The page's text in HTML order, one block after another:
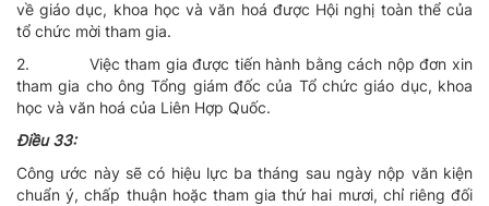
về giáo dục, khoa học và văn hoá được Hội nghị toàn thể của
tổ chức mời tham gia.
2. Việc tham gia được tiến hành bằng cách nộp đơn xin
tham gia cho ông Tổng giám đốc của Tổ chức giáo dục, khoa
học và văn hoá của Liên Hợp Quốc.
Ðiều 33:
Công ước này sẽ có hiệu lực ba tháng sau ngày nộp văn kiện
chuẩn ý, chấp thuận hoặc tham gia thứ hai mươi, chỉ riêng đối